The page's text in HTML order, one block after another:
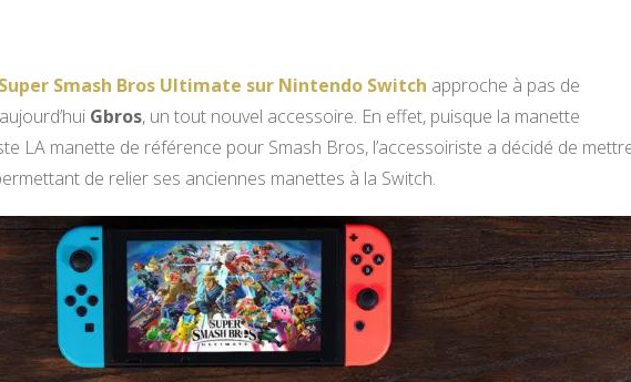
Smash Bros Ultimate sur Nintendo Switch approche à pas de
Gbros, un tout nouvel accessoire. En effet, puisque la manette
LA manette de référence pour Smash Bros, l’accessoiriste a décidé de
de relier ses anciennes manettes à la Switch.